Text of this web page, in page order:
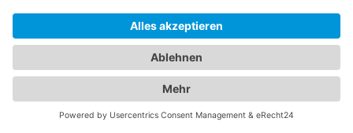
kompetente Hände zu legen. Vertrauen Sie auf
unsere sorgfältig ausgewählten Fachexperten, um
die optimale Gesundheit Ihrer Augen und die Ihrer
Liebsten zu gewährleisten.